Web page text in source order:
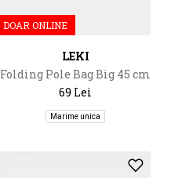
DOAR ONLINE
LEKI
Folding Pole Bag Big 45 cm
69 Lei
Marime unica